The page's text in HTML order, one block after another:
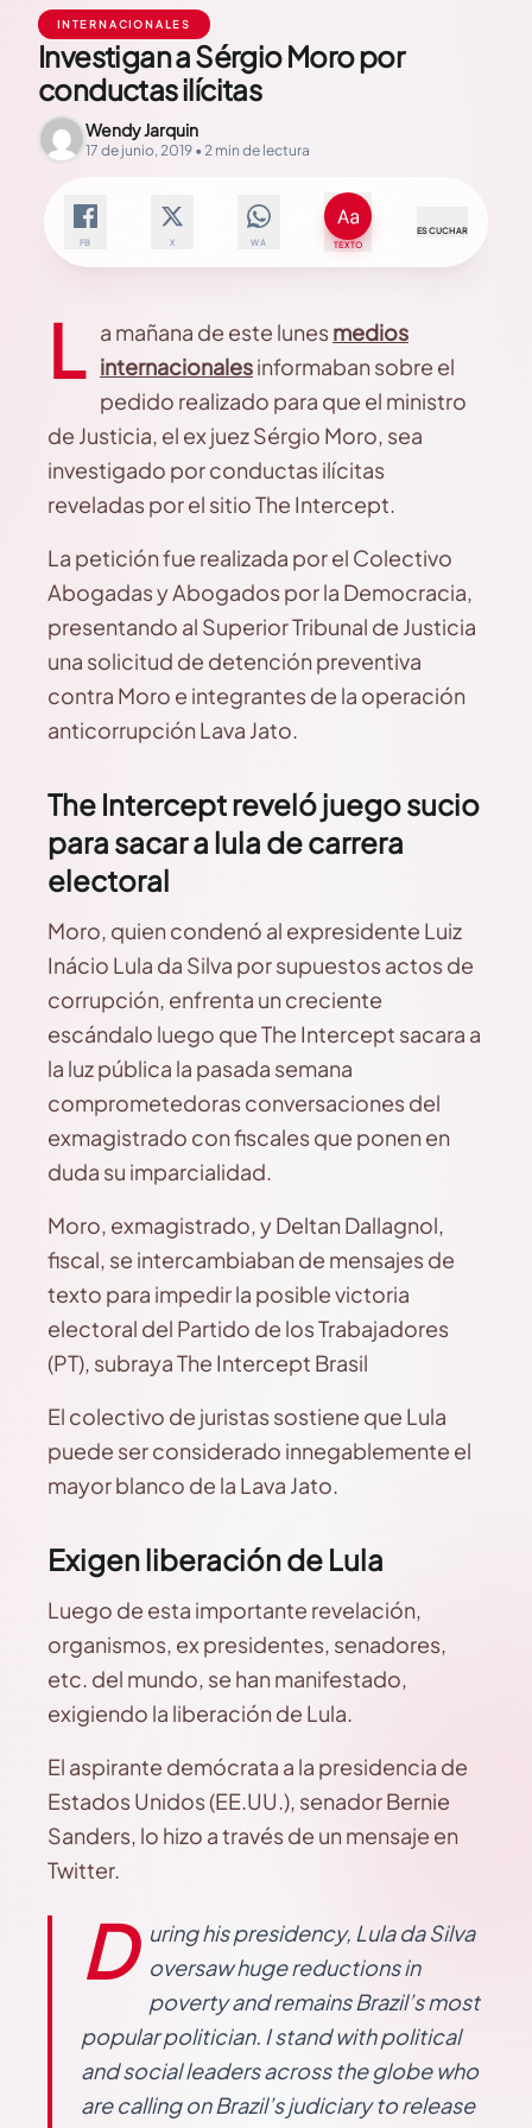
INTERNACIONALES
Investigan a Sérgio Moro por
conductas ilícitas
Wendy Jarquin
17 de junio, 2019 • 2 min de lectura
FB X WA TEXTO
ESCUCHAR
L a mañana de este lunesmedios
internacionalesinformaban sobre el
pedido realizado para que el ministro
de Justicia, el ex juez Sérgio Moro, sea
investigado por conductas ilícitas
reveladas por el sitio The Intercept.
La petición fue realizada por el Colectivo
Abogadas y Abogados por la Democracia,
presentando al Superior Tribunal de Justicia
una solicitud de detención preventiva
contra Moro e integrantes de la operación
anticorrupción Lava Jato.
The Intercept reveló juego sucio
para sacar a lula de carrera
electoral
Moro, quien condenó al expresidente Luiz
Inácio Lula da Silva por supuestos actos de
corrupción, enfrenta un creciente
escándalo luego que The Intercept sacara a
la luz pública la pasada semana
comprometedoras conversaciones del
exmagistrado con fiscales que ponen en
duda su imparcialidad.
Moro, exmagistrado, y Deltan Dallagnol,
fiscal, se intercambiaban de mensajes de
texto para impedir la posible victoria
electoral del Partido de los Trabajadores
(PT), subraya The Intercept Brasil
El colectivo de juristas sostiene que Lula
puede ser considerado innegablemente el
mayor blanco de la Lava Jato.
Exigen liberación de Lula
Luego de esta importante revelación,
organismos, ex presidentes, senadores,
etc. del mundo, se han manifestado,
exigiendo la liberación de Lula.
El aspirante demócrata a la presidencia de
Estados Unidos (EE.UU.), senador Bernie
Sanders, lo hizo a través de un mensaje en
Twitter.
D
uring his presidency, Lula da Silva
oversaw huge reductions in
poverty and remains Brazil’s most
popular politician. I stand with political
and social leaders across the globe who
are calling on Brazil’s judiciary to release